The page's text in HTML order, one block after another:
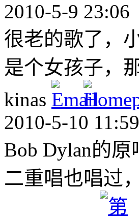
2010-5-9 23:06
很老的歌了，
是个女孩子，
kinas
2010-5-10 11:59
Bob Dylan的
二重唱也唱过